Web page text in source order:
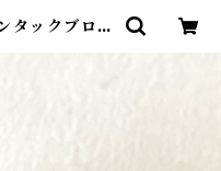
タックブロー